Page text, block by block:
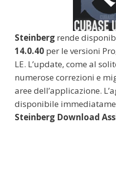
Steinberg rende
14.0.40 per le versioni
LE. L’update, come al
numerose correzioni e
aree dell’applicazione.
disponibile
Steinberg Download